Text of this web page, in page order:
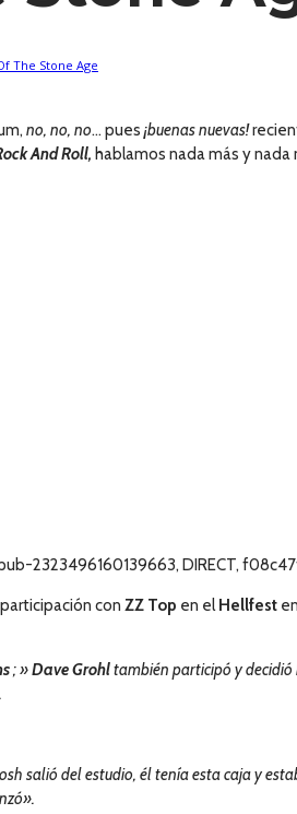
The Stone Age
no, no, no… pues¡buenas nuevas!
And Roll, hablamos nada más y
2323496160139663, DIRECT,
con ZZ Top en el Hellfest
; »Dave Grohltambién participó y decidió
salió del estudio, él tenía esta caja y